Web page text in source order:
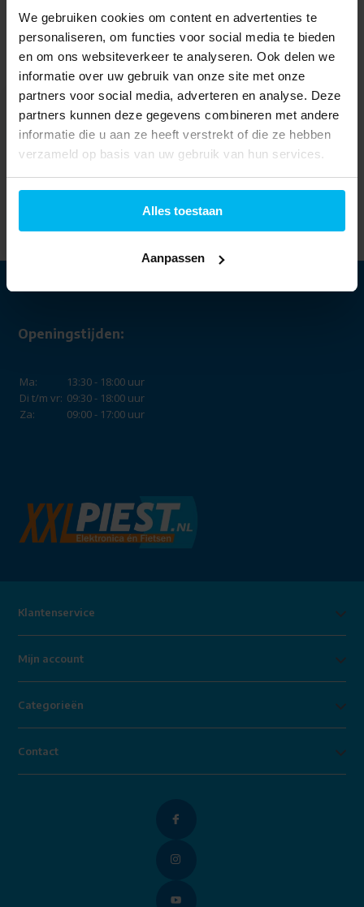
We gebruiken cookies om content en advertenties te
personaliseren, om functies voor social media te bieden
en om ons websiteverkeer te analyseren. Ook delen we
informatie over uw gebruik van onze site met onze
partners voor social media, adverteren en analyse. Deze
partners kunnen deze gegevens combineren met andere
informatie die u aan ze heeft verstrekt of die ze hebben
verzameld op basis van uw gebruik van hun services.
Alles toestaan
Aanpassen
Laatst bekeken
Philips Senseo Original
Plus CSA210/50
79,99
Openingstijden:
Ma:
13:30 - 18:00 uur
Di t/m vr: 09:30 - 18:00 uur
Za:
09:00 - 17:00 uur
Klantenservice
Mijn account
Categorieën
Contact